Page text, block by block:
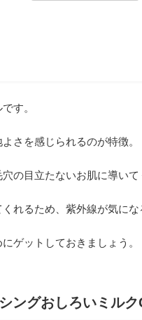
す。
さを感じられるのが特徴。
の目立たないお肌に導いて
れるため、紫外線が気にな
ゲットしておきましょう。
ングおしろいミルク